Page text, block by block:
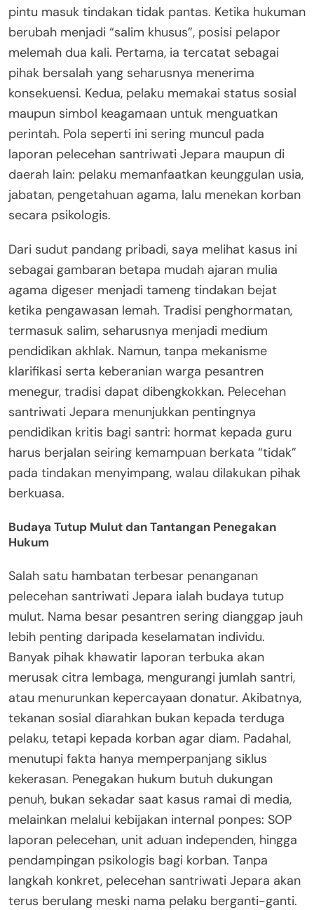
pintu masuk tindakan tidak pantas. Ketika hukuman
berubah menjadi “salim khusus”, posisi pelapor
melemah dua kali. Pertama, ia tercatat sebagai
pihak bersalah yang seharusnya menerima
konsekuensi. Kedua, pelaku memakai status sosial
maupun simbol keagamaan untuk menguatkan
perintah. Pola seperti ini sering muncul pada
laporan pelecehan santriwati Jepara maupun di
daerah lain: pelaku memanfaatkan keunggulan usia,
jabatan, pengetahuan agama, lalu menekan korban
secara psikologis.
Dari sudut pandang pribadi, saya melihat kasus ini
sebagai gambaran betapa mudah ajaran mulia
agama digeser menjadi tameng tindakan bejat
ketika pengawasan lemah. Tradisi penghormatan,
termasuk salim, seharusnya menjadi medium
pendidikan akhlak. Namun, tanpa mekanisme
klarifikasi serta keberanian warga pesantren
menegur, tradisi dapat dibengkokkan. Pelecehan
santriwati Jepara menunjukkan pentingnya
pendidikan kritis bagi santri: hormat kepada guru
harus berjalan seiring kemampuan berkata “tidak”
pada tindakan menyimpang, walau dilakukan pihak
berkuasa.
Budaya Tutup Mulut dan Tantangan Penegakan
Hukum
Salah satu hambatan terbesar penanganan
pelecehan santriwati Jepara ialah budaya tutup
mulut. Nama besar pesantren sering dianggap jauh
lebih penting daripada keselamatan individu.
Banyak pihak khawatir laporan terbuka akan
merusak citra lembaga, mengurangi jumlah santri,
atau menurunkan kepercayaan donatur. Akibatnya,
tekanan sosial diarahkan bukan kepada terduga
pelaku, tetapi kepada korban agar diam. Padahal,
menutupi fakta hanya memperpanjang siklus
kekerasan. Penegakan hukum butuh dukungan
penuh, bukan sekadar saat kasus ramai di media,
melainkan melalui kebijakan internal ponpes: SOP
laporan pelecehan, unit aduan independen, hingga
pendampingan psikologis bagi korban. Tanpa
langkah konkret, pelecehan santriwati Jepara akan
terus berulang meski nama pelaku berganti-ganti.